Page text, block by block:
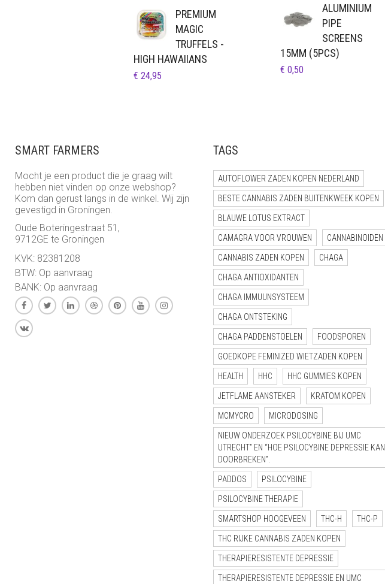
PREMIUM
MAGIC
TRUFFELS -
HIGH HAWAIIANS
€ 24,95
€ 80,00
ALUMINIUM
PIPE
SCREENS
15MM (5PCS)
€ 0,50
SMART FARMERS
Mocht je een product die je graag wilt
hebben niet vinden op onze webshop?
Kom dan gerust langs in de winkel. Wij zijn
gevestigd in Groningen.
Oude Boteringestraat 51,
9712GE te Groningen
KVK: 82381208
BTW: Op aanvraag
BANK: Op aanvraag
TAGS
AUTOFLOWER ZADEN KOPEN NEDERLAND
BESTE CANNABIS ZADEN BUITENKWEEK KOPEN
BLAUWE LOTUS EXTRACT
CAMAGRA VOOR VROUWEN CANNABINOIDEN
CANNABIS ZADEN KOPEN CHAGA
CHAGA ANTIOXIDANTEN
CHAGA IMMUUNSYSTEEM
CHAGA ONTSTEKING
CHAGA PADDENSTOELEN FOODSPOREN
GOEDKOPE FEMINIZED WIETZADEN KOPEN
HEALTH HHC HHC GUMMIES KOPEN
JETFLAME AANSTEKER KRATOM KOPEN
MCMYCRO MICRODOSING
NIEUW ONDERZOEK PSILOCYBINE BIJ UMC
UTRECHT” EN “HOE PSILOCYBINE DEPRESSIE KAN
DOORBREKEN”.
PADDOS PSILOCYBINE
PSILOCYBINE THERAPIE
SMARTSHOP HOOGEVEEN THC-H THC-P
THC RIJKE CANNABIS ZADEN KOPEN
THERAPIERESISTENTE DEPRESSIE
THERAPIERESISTENTE DEPRESSIE EN UMC